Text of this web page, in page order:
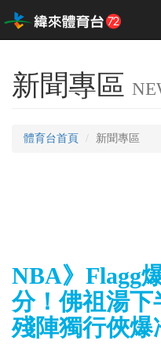
新聞專區
體育台首頁 新聞專區
NBA》Flagg
分！佛祖湯下
殘陣獨行俠爆